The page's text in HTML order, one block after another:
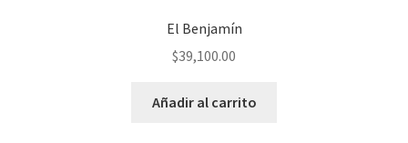
El Benjamín
$39,100.00
Añadir al carrito